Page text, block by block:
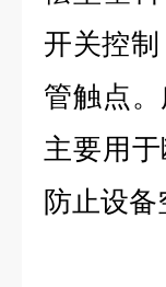
开关控
管触点
主要用
防止设